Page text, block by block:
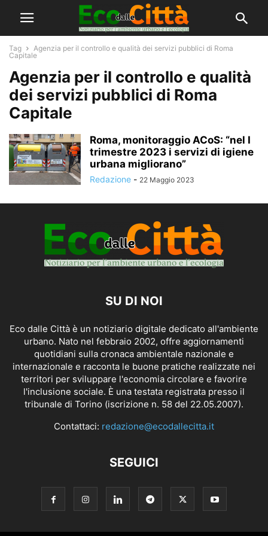
Tag
Agenzia per il controllo e qualità dei servizi pubblici di Roma
Capitale
Agenzia per il controllo e qualità
dei servizi pubblici di Roma
Capitale
Roma, monitoraggio ACoS: “nel I
trimestre 2023 i servizi di igiene
urbana migliorano”
Redazione - 22 Maggio 2023
SU DI NOI
Eco dalle Città è un notiziario digitale dedicato all'ambiente
urbano. Nato nel febbraio 2002, offre aggiornamenti
quotidiani sulla cronaca ambientale nazionale e
internazionale e racconta le buone pratiche realizzate nei
territori per sviluppare l'economia circolare e favorire
l'inclusione sociale. È una testata registrata presso il
tribunale di Torino (iscrizione n. 58 del 22.05.2007).
Contattaci: redazione@ecodallecitta.it
SEGUICI